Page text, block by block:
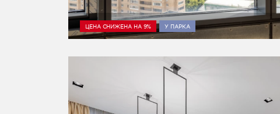
ЦЕНА СНИЖЕНА НА 9% У ПАРКА